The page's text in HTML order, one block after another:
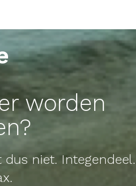
worden
niet. Integendeel.